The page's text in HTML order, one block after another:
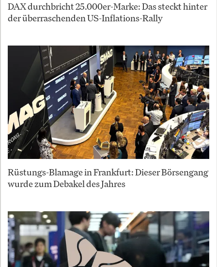
DAX durchbricht 25.000er-Marke: Das steckt hinter
der überraschenden US-Inflations-Rally
Rüstungs-Blamage in Frankfurt: Dieser Börsengang
wurde zum Debakel des Jahres